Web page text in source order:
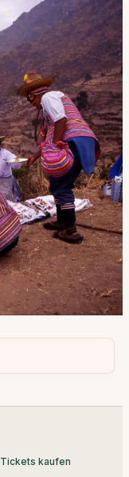
Tickets kaufen